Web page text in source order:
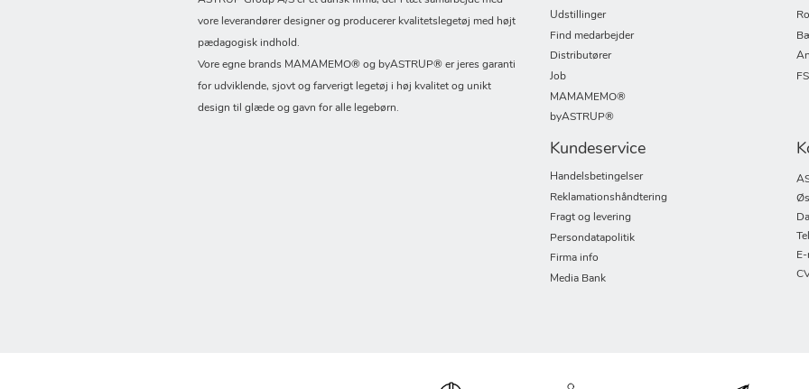
vore leverandører designer og producerer kvalitetslegetøj med højt
pædagogisk indhold.
Vore egne brands MAMAMEMO® og byASTRUP® er jeres garanti
for udviklende, sjovt og farverigt legetøj i høj kvalitet og unikt
design til glæde og gavn for alle legebørn.
Udstillinger
Find medarbejder
Distributører
Job
MAMAMEMO®
byASTRUP®
Kundeservice
Handelsbetingelser
Reklamationshåndtering
Fragt og levering
Persondatapolitik
Firma info
Media Bank